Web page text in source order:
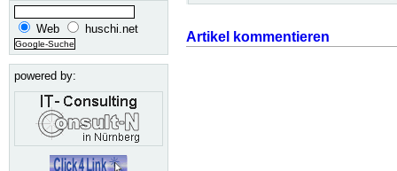
Web huschi.net
powered by:
Artikel kommentieren